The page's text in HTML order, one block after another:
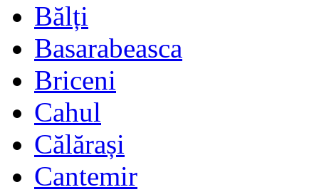
Bălți
Basarabeasca
Briceni
Cahul
Călărași
Cantemir